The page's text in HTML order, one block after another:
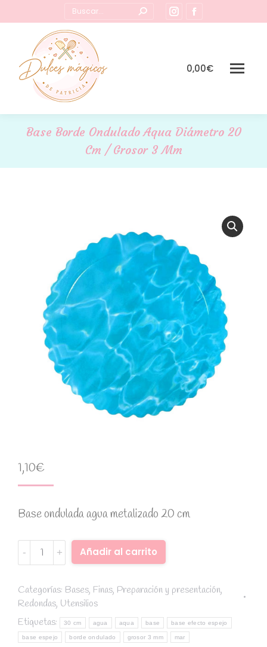
Buscar:
Instagram
page
new
page
in
0,00€
Base Borde Ondulado Aqua Diámetro 20
Cm / Grosor 3 Mm
1,10€
Base ondulada agua metalizado 20 cm
Base
borde
aqua
diámetro
20
cm
Añadir al carrito
Categorías: Bases, Finas, Preparación y presentación,
Redondas, Utensilios
Etiquetas:
30 cm agua aqua base base efecto espejo
base espejo borde ondulado grosor 3 mm mar